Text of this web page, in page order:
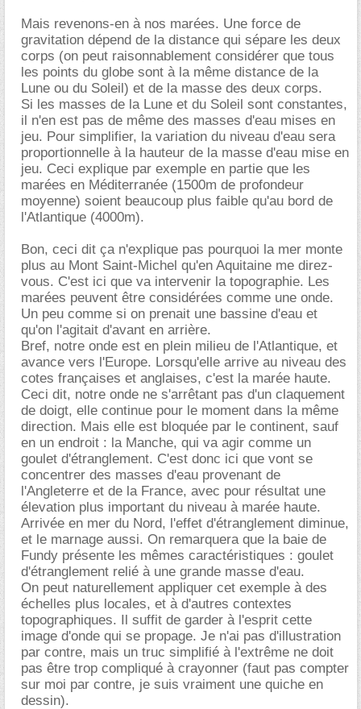
Mais revenons-en à nos marées. Une force de
gravitation dépend de la distance qui sépare les deux
corps (on peut raisonnablement considérer que tous
les points du globe sont à la même distance de la
Lune ou du Soleil) et de la masse des deux corps.
Si les masses de la Lune et du Soleil sont constantes,
il n'en est pas de même des masses d'eau mises en
jeu. Pour simplifier, la variation du niveau d'eau sera
proportionnelle à la hauteur de la masse d'eau mise en
jeu. Ceci explique par exemple en partie que les
marées en Méditerranée (1500m de profondeur
moyenne) soient beaucoup plus faible qu'au bord de
l'Atlantique (4000m).
Bon, ceci dit ça n'explique pas pourquoi la mer monte
plus au Mont Saint-Michel qu'en Aquitaine me direz-
vous. C'est ici que va intervenir la topographie. Les
marées peuvent être considérées comme une onde.
Un peu comme si on prenait une bassine d'eau et
qu'on l'agitait d'avant en arrière.
Bref, notre onde est en plein milieu de l'Atlantique, et
avance vers l'Europe. Lorsqu'elle arrive au niveau des
cotes françaises et anglaises, c'est la marée haute.
Ceci dit, notre onde ne s'arrêtant pas d'un claquement
de doigt, elle continue pour le moment dans la même
direction. Mais elle est bloquée par le continent, sauf
en un endroit : la Manche, qui va agir comme un
goulet d'étranglement. C'est donc ici que vont se
concentrer des masses d'eau provenant de
l'Angleterre et de la France, avec pour résultat une
élevation plus important du niveau à marée haute.
Arrivée en mer du Nord, l'effet d'étranglement diminue,
et le marnage aussi. On remarquera que la baie de
Fundy présente les mêmes caractéristiques : goulet
d'étranglement relié à une grande masse d'eau.
On peut naturellement appliquer cet exemple à des
échelles plus locales, et à d'autres contextes
topographiques. Il suffit de garder à l'esprit cette
image d'onde qui se propage. Je n'ai pas d'illustration
par contre, mais un truc simplifié à l'extrême ne doit
pas être trop compliqué à crayonner (faut pas compter
sur moi par contre, je suis vraiment une quiche en
dessin).